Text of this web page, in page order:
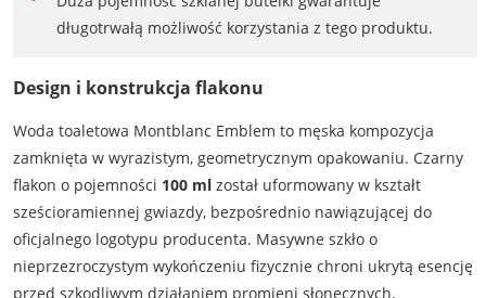
długotrwałą możliwość korzystania z tego produktu.
Design i konstrukcja flakonu
Woda toaletowa Montblanc Emblem to męska kompozycja
zamknięta w wyrazistym, geometrycznym opakowaniu. Czarny
flakon o pojemności 100 mlzostał uformowany w kształt
sześcioramiennej gwiazdy, bezpośrednio nawiązującej do
oficjalnego logotypu producenta. Masywne szkło o
nieprzezroczystym wykończeniu fizycznie chroni ukrytą esencję
przed szkodliwym działaniem promieni słonecznych.